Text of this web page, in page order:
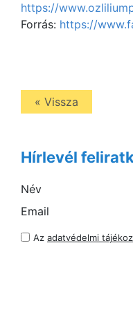
https://
Forrás: https://
« Vissza
Hírlevél
Név
Email
Az adatvédelmi